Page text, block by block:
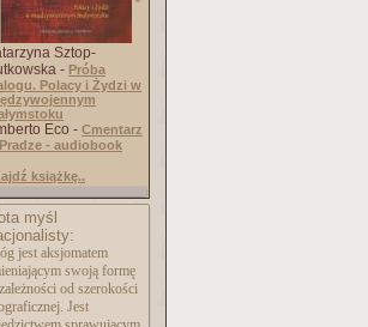
Sztop-
- Próba
Polacy i Żydzi w
Eco - Cmentarz
- audiobook
książkę..
myśl
jest aksjomatem
swoją formę
od szerokości
Jest